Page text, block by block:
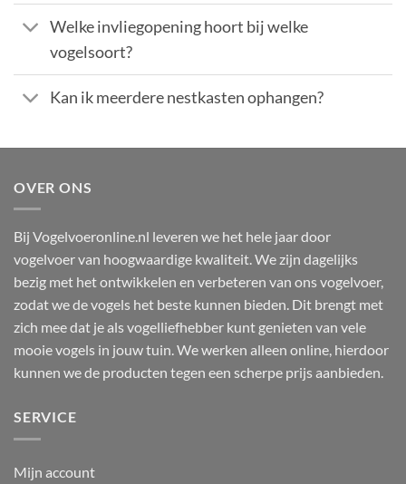
Welke invliegopening hoort bij welke
vogelsoort?
Kan ik meerdere nestkasten ophangen?
OVER ONS
Bij Vogelvoeronline.nl leveren we het hele jaar door
vogelvoer van hoogwaardige kwaliteit. We zijn dagelijks
bezig met het ontwikkelen en verbeteren van ons vogelvoer,
zodat we de vogels het beste kunnen bieden. Dit brengt met
zich mee dat je als vogelliefhebber kunt genieten van vele
mooie vogels in jouw tuin. We werken alleen online, hierdoor
kunnen we de producten tegen een scherpe prijs aanbieden.
SERVICE
Mijn account